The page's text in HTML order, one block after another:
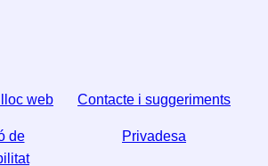
web Contacte i suggeriments
de
Privadesa